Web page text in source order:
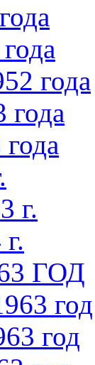
года
г.
ГОД
год
год